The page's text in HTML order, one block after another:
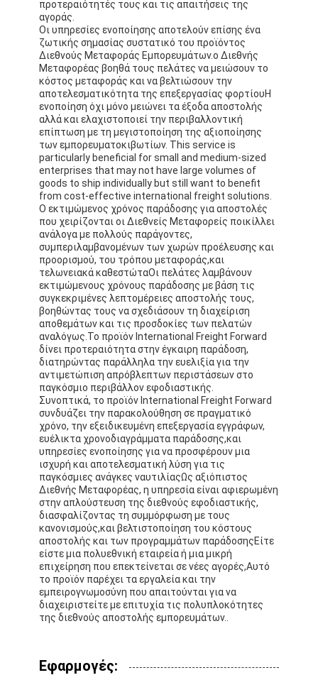
Γύρος εργοστασίων
Ποιοτικός έλεγχος
επαφή
Συνομιλία τώρα
Διεθνές φορτίο μπροστινό
Εναέρια μεταφορά μπροστινή
θαλάσσιο φορτίο
DDP Ναυτιλία από την Κίνα
εκφράστε τη ναυτιλία
ΦΟΡΤΙΟ ΡΑΓΩΝ
Ναυπηγεία στο Αμαζόνιο
Μεταφορές φορτηγών
Υπηρεσία αποθήκευσης
προτεραιότητές τους και τις απαιτήσεις της
αγοράς.
Οι υπηρεσίες ενοποίησης αποτελούν επίσης ένα
ζωτικής σημασίας συστατικό του προϊόντος
Διεθνούς Μεταφοράς Εμπορευμάτων.ο Διεθνής
Μεταφορέας βοηθά τους πελάτες να μειώσουν το
κόστος μεταφοράς και να βελτιώσουν την
αποτελεσματικότητα της επεξεργασίας φορτίουΗ
ενοποίηση όχι μόνο μειώνει τα έξοδα αποστολής
αλλά και ελαχιστοποιεί την περιβαλλοντική
επίπτωση με τη μεγιστοποίηση της αξιοποίησης
των εμπορευματοκιβωτίων. This service is
particularly beneficial for small and medium-sized
enterprises that may not have large volumes of
goods to ship individually but still want to benefit
from cost-effective international freight solutions.
Ο εκτιμώμενος χρόνος παράδοσης για αποστολές
που χειρίζονται οι Διεθνείς Μεταφορείς ποικίλλει
ανάλογα με πολλούς παράγοντες,
συμπεριλαμβανομένων των χωρών προέλευσης και
προορισμού, του τρόπου μεταφοράς,και
τελωνειακά καθεστώταΟι πελάτες λαμβάνουν
εκτιμώμενους χρόνους παράδοσης με βάση τις
συγκεκριμένες λεπτομέρειες αποστολής τους,
βοηθώντας τους να σχεδιάσουν τη διαχείριση
αποθεμάτων και τις προσδοκίες των πελατών
αναλόγως.Το προϊόν International Freight Forward
δίνει προτεραιότητα στην έγκαιρη παράδοση,
διατηρώντας παράλληλα την ευελιξία για την
αντιμετώπιση απρόβλεπτων περιστάσεων στο
παγκόσμιο περιβάλλον εφοδιαστικής.
Συνοπτικά, το προϊόν International Freight Forward
συνδυάζει την παρακολούθηση σε πραγματικό
χρόνο, την εξειδικευμένη επεξεργασία εγγράφων,
ευέλικτα χρονοδιαγράμματα παράδοσης,και
υπηρεσίες ενοποίησης για να προσφέρουν μια
ισχυρή και αποτελεσματική λύση για τις
παγκόσμιες ανάγκες ναυτιλίαςΩς αξιόπιστος
Διεθνής Μεταφορέας, η υπηρεσία είναι αφιερωμένη
στην απλούστευση της διεθνούς εφοδιαστικής,
διασφαλίζοντας τη συμμόρφωση με τους
κανονισμούς,και βελτιστοποίηση του κόστους
αποστολής και των προγραμμάτων παράδοσηςΕίτε
είστε μια πολυεθνική εταιρεία ή μια μικρή
επιχείρηση που επεκτείνεται σε νέες αγορές,Αυτό
το προϊόν παρέχει τα εργαλεία και την
εμπειρογνωμοσύνη που απαιτούνται για να
διαχειριστείτε με επιτυχία τις πολυπλοκότητες
της διεθνούς αποστολής εμπορευμάτων..
Εφαρμογές: